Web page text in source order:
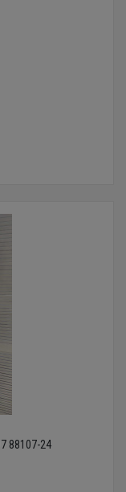
88107-24